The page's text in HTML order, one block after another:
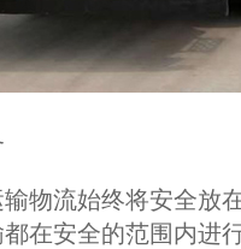
物流始终将安全放
在安全的范围内进